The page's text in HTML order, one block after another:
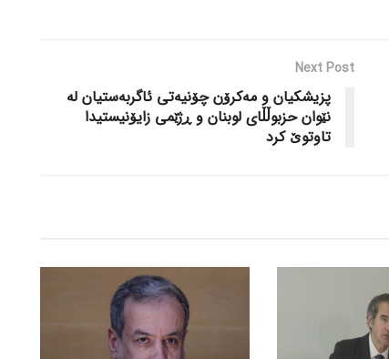
Next Post
پزیشکیان و مەکرۆن چۆنیەتی ئاگربەستیان لە
نێوان حزبوڵڵای لوبنان و ڕژێمی زایۆنیستیدا
تاوتوێ کرد